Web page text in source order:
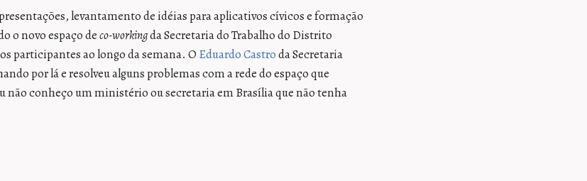
levantamento de idéias para aplicativos cívicos e formação
o novo espaço deco-workingda Secretaria do Trabalho do Distrito
participantes ao longo da semana. O Eduardo Castroda Secretaria
por lá e resolveu alguns problemas com a rede do espaço que
não conheço um ministério ou secretaria em Brasília que não tenha